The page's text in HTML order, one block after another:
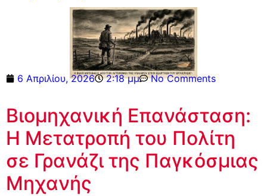
6 Απριλίου, 2026 2:18 μμ No Comments
Βιομηχανική Επανάσταση:
Η Μετατροπή του Πολίτη
σε Γρανάζι της Παγκόσμιας
Μηχανής